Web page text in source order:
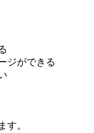
ジができる
す。